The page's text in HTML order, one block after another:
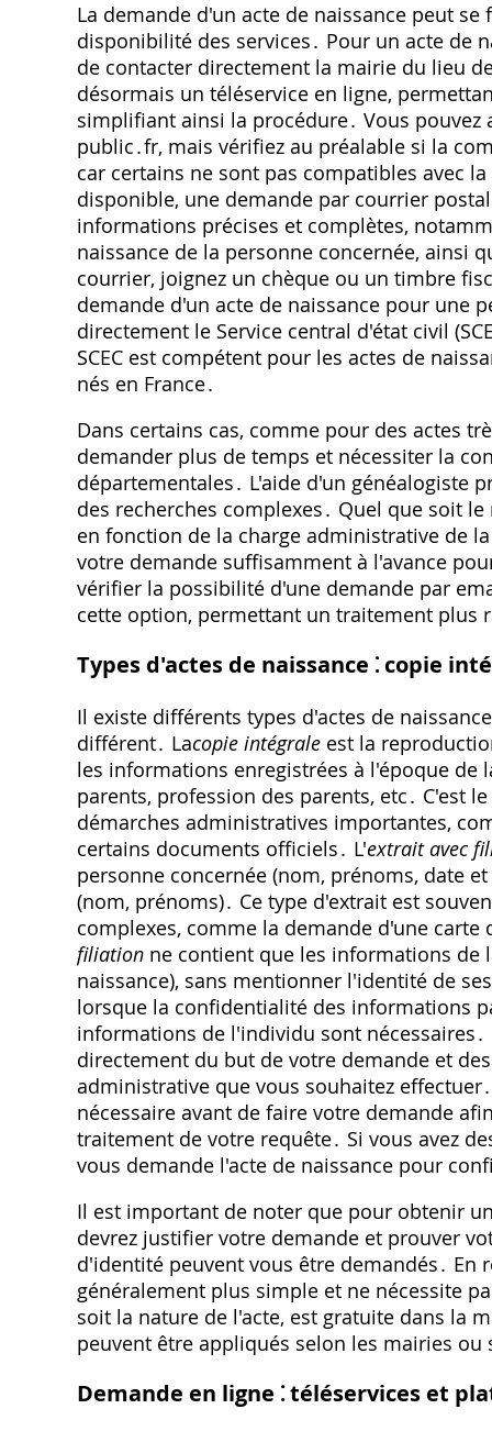
La demande d'un acte de naissance peut
disponibilité des services․ Pour un acte de
de contacter directement la mairie du lieu
désormais un téléservice en ligne,
simplifiant ainsi la procédure․ Vous pouvez
public․fr, mais vérifiez au préalable si la
car certains ne sont pas compatibles avec
disponible, une demande par courrier
informations précises et complètes,
naissance de la personne concernée, ainsi
courrier, joignez un chèque ou un timbre
demande d'un acte de naissance pour une
directement le Service central d'état civil
SCEC est compétent pour les actes de
nés en France․
Dans certains cas, comme pour des actes
demander plus de temps et nécessiter la
départementales․ L'aide d'un généalogiste
des recherches complexes․ Quel que soit
en fonction de la charge administrative de
votre demande suffisamment à l'avance
vérifier la possibilité d'une demande par
cette option, permettant un traitement plus
Types d'actes de naissance ⁚ copie
Il existe différents types d'actes de
différent․ Lacopie intégrale est la
les informations enregistrées à l'époque de
parents, profession des parents, etc․ C'est
démarches administratives importantes,
certains documents officiels․ L'extrait avec
personne concernée (nom, prénoms, date
(nom, prénoms)․ Ce type d'extrait est
complexes, comme la demande d'une
filiation ne contient que les informations de
naissance), sans mentionner l'identité de
lorsque la confidentialité des informations
informations de l'individu sont
directement du but de votre demande et
administrative que vous souhaitez
nécessaire avant de faire votre demande
traitement de votre requête․ Si vous avez
vous demande l'acte de naissance pour
Il est important de noter que pour obtenir
devrez justifier votre demande et prouver
d'identité peuvent vous être demandés․
généralement plus simple et ne nécessite
soit la nature de l'acte, est gratuite dans la
peuvent être appliqués selon les mairies ou
Demande en ligne ⁚ téléservices et